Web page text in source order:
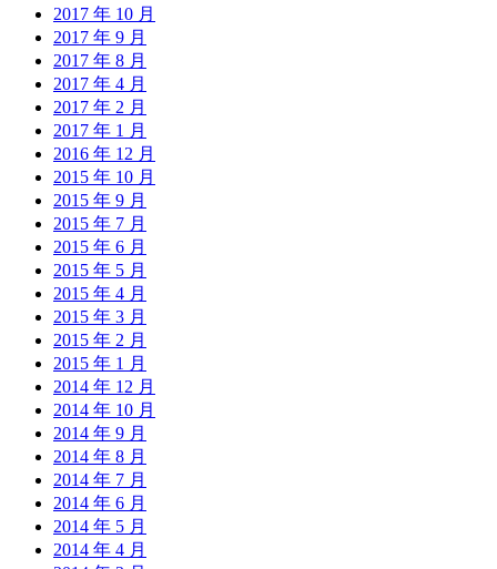
2017 年 10 月
2017 年 9 月
2017 年 8 月
2017 年 4 月
2017 年 2 月
2017 年 1 月
2016 年 12 月
2015 年 10 月
2015 年 9 月
2015 年 7 月
2015 年 6 月
2015 年 5 月
2015 年 4 月
2015 年 3 月
2015 年 2 月
2015 年 1 月
2014 年 12 月
2014 年 10 月
2014 年 9 月
2014 年 8 月
2014 年 7 月
2014 年 6 月
2014 年 5 月
2014 年 4 月